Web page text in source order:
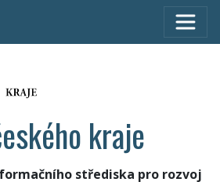
kraje
střediska pro rozvoj